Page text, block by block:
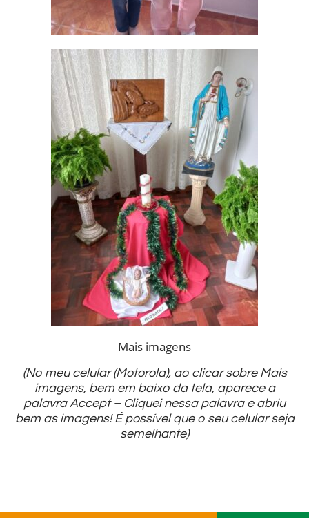
Mais imagens
(No meu celular (Motorola), ao clicar sobre Mais
imagens, bem em baixo da tela, aparece a
palavra Accept – Cliquei nessa palavra e abriu
bem as imagens! É possível que o seu celular seja
semelhante)